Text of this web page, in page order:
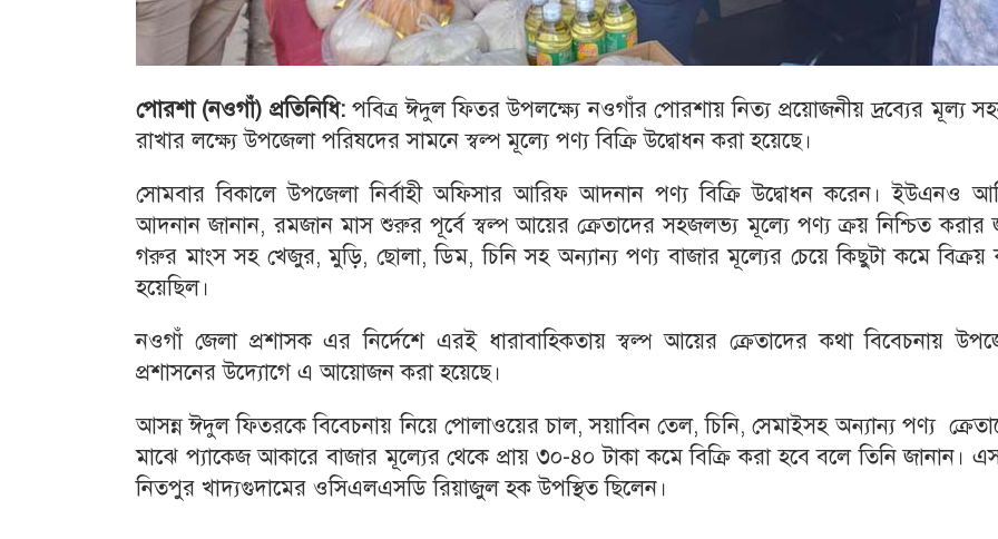
পোরশা (নওগাঁ) প্রতিনিধি:পবিত্র ঈদুল ফিতর উপলক্ষ্যে নওগাঁর পোরশায় নিত্য প্রয়োজনীয় দ্রব্যের মূল্য
রাখার লক্ষ্যে উপজেলা পরিষদের সামনে স্বল্প মূল্যে পণ্য বিক্রি উদ্বোধন করা হয়েছে।
সোমবার বিকালে উপজেলা নির্বাহী অফিসার আরিফ আদনান পণ্য বিক্রি উদ্বোধন করেন। ইউএনও
আদনান জানান, রমজান মাস শুরুর পূর্বে স্বল্প আয়ের ক্রেতাদের সহজলভ্য মূল্যে পণ্য ক্রয় নিশ্চিত করার
গরুর মাংস সহ খেজুর, মুড়ি, ছোলা, ডিম, চিনি সহ অন্যান্য পণ্য বাজার মূল্যের চেয়ে কিছুটা কমে বিক্রয়
হয়েছিল।
নওগাঁ জেলা প্রশাসক এর নির্দেশে এরই ধারাবাহিকতায় স্বল্প আয়ের ক্রেতাদের কথা বিবেচনায়
প্রশাসনের উদ্যোগে এ আয়োজন করা হয়েছে।
আসন্ন ঈদুল ফিতরকে বিবেচনায় নিয়ে পোলাওয়ের চাল, সয়াবিন তেল, চিনি, সেমাইসহ অন্যান্য পণ্য
মাঝে প্যাকেজ আকারে বাজার মূল্যের থেকে প্রায় ৩০-৪০ টাকা কমে বিক্রি করা হবে বলে তিনি জানান।
নিতপুর খাদ্যগুদামের ওসিএলএসডি রিয়াজুল হক উপস্থিত ছিলেন।